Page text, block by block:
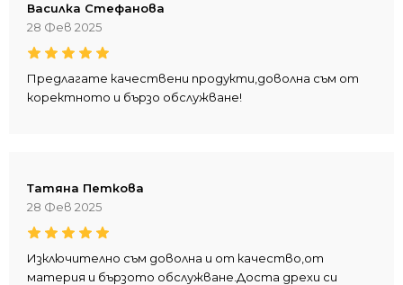
Василка Стефанова
28 Фев 2025
Предлагате качествени продукти,доволна съм от
коректното и бързо обслужване!
Татяна Петкова
28 Фев 2025
Изключително съм доволна и от качество,от
материя и бързото обслужване.Доста дрехи си